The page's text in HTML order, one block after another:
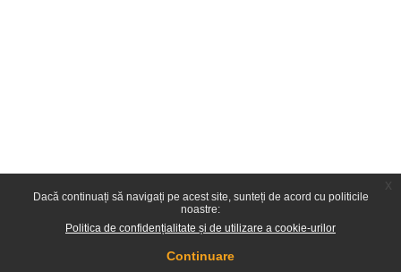
Dacă continuați să navigați pe acest site, sunteți de acord cu politicile
noastre:
Politica de confidențialitate și de utilizare a cookie-urilor
Continuare